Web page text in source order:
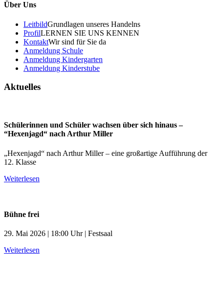
Über Uns
LeitbildGrundlagen unseres Handelns
ProfilLERNEN SIE UNS KENNEN
KontaktWir sind für Sie da
Anmeldung Schule
Anmeldung Kindergarten
Anmeldung Kinderstube
Aktuelles
Schülerinnen und Schüler wachsen über sich hinaus –
“Hexenjagd“ nach Arthur Miller
„Hexenjagd“ nach Arthur Miller – eine großartige Aufführung der
12. Klasse
Weiterlesen
Bühne frei
29. Mai 2026 | 18:00 Uhr | Festsaal
Weiterlesen